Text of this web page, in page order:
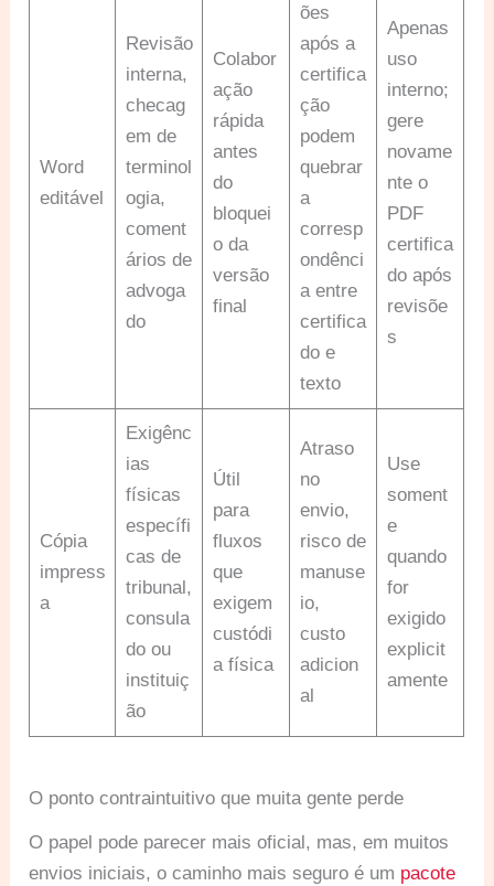
Word
editável
Revisão
interna,
checag
em de
terminol
ogia,
coment
ários de
advoga
do
Colabor
ação
rápida
antes
do
bloquei
o da
versão
final
ões
após a
certifica
ção
podem
quebrar
a
corresp
ondênci
a entre
certifica
do e
texto
Apenas
uso
interno;
gere
novame
nte o
PDF
certifica
do após
revisõe
s
Cópia
impress
a
Exigênc
ias
físicas
específi
cas de
tribunal,
consula
do ou
instituiç
ão
Útil
para
fluxos
que
exigem
custódi
a física
Atraso
no
envio,
risco de
manuse
io,
custo
adicion
al
Use
soment
e
quando
for
exigido
explicit
amente
O ponto contraintuitivo que muita gente perde
O papel pode parecer mais oficial, mas, em muitos
envios iniciais, o caminho mais seguro é um pacote